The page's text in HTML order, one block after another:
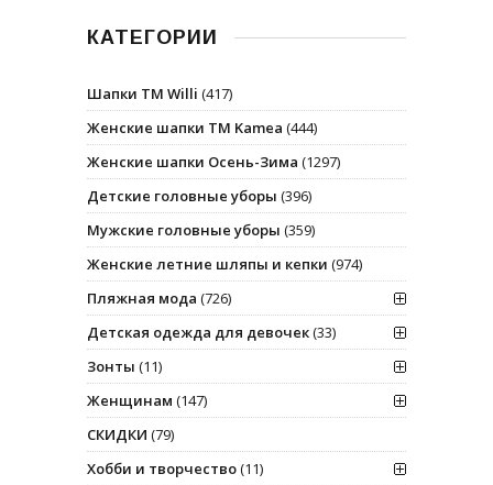
КАТЕГОРИИ
Шапки ТМ Willi (417)
Женские шапки ТМ Kamea (444)
Женские шапки Осень-Зима (1297)
Детские головные уборы (396)
Мужские головные уборы (359)
Женские летние шляпы и кепки (974)
Пляжная мода (726)
Детская одежда для девочек(33)
Зонты (11)
Женщинам (147)
СКИДКИ (79)
Хобби и творчество(11)